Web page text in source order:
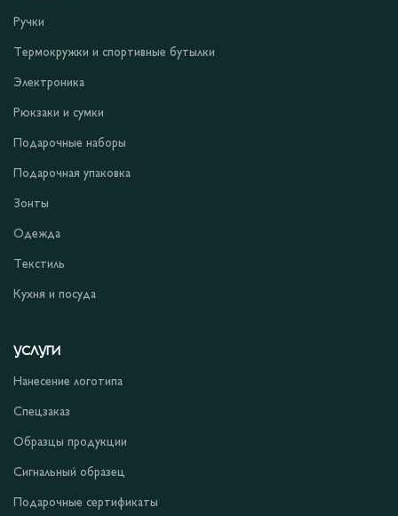
Ручки
Термокружки и спортивные бутылки
Электроника
Рюкзаки и сумки
Подарочные наборы
Подарочная упаковка
Зонты
Одежда
Текстиль
Кухня и посуда
УСЛУГИ
Нанесение логотипа
Спецзаказ
Образцы продукции
Сигнальный образец
Подарочные сертификаты